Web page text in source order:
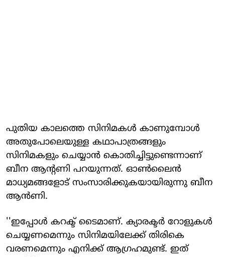
പുതിയ കാലത്തെ സിനിമകള്‍ കാണുമ്പോള്‍
അതുപോലെയുള്ള കഥാപാത്രങ്ങളും
സിനിമകളും ചെയ്യാന്‍ കൊതിച്ചിട്ടുണ്ടെന്നാണ്
ബീന ആന്റണി പറയുന്നത്. ഓണ്‍ലൈന്‍
മാധ്യമങ്ങളോട് സംസാരിക്കുകയായിരുന്നു ബീന
ആന്‍ണി.
''ഇപ്പോള്‍ കറക്ട് ടൈമാണ്. ക്യാരക്ടര്‍ റോളുകള്‍
ചെയ്യണമെന്നും സിനിമയിലേക്ക് തിരികെ
വരണമെന്നും എനിക്ക് ആഗ്രഹമുണ്ട്. ഇത്